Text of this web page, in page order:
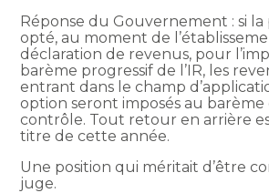
Réponse du Gouvernement : si la
opté, au moment de
déclaration de revenus, pour
barème progressif de l’IR, les
entrant dans le champ
option seront imposés au barème
contrôle. Tout retour en arrière
titre de cette année.
Une position qui méritait d’être
juge.